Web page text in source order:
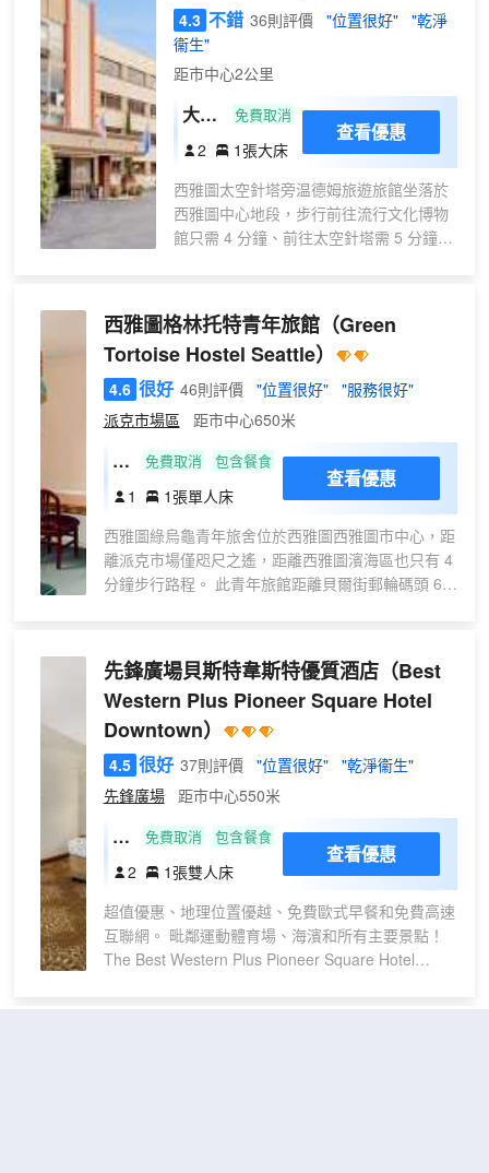
4.3 不錯 36則評價 "位置很好"
"乾淨
衞生"
距市中心2公里
大床
房
免費取消
2 1張大床
查看優惠
西雅圖太空針塔旁温德姆旅遊旅館坐落於
西雅圖中心地段，步行前往流行文化博物
館只需 4 分鐘、前往太空針塔需 5 分鐘。
里）。 您可充分利用酒店提供的度假設
施，例如熱水浴缸、健身中心和季節性開
放的室外游泳池。此酒店的其他特色包括
免費 WiFi、禮賓服務和自動售貨機。 您可
包括商務中心、快速入住和快速退房。酒
店提供收費自助停車。 有 88 間客房提供
冰箱和微波爐；您定能在旅途中找到家的
舒適。提供免費無線網絡，方便您與朋友
保持聯繫；衞星頻道可滿足您的娛樂需
求。浴室提供免費洗浴用品和吹風機。便
利設施包括可存放筆記本電腦的保險箱和
書桌；而且每天提供客房服務。
西雅圖格林托特青年旅館（Green
Tortoise Hostel Seattle）
4.6 很好 46則評價 "位置很好"
"服務很好"
派克市場區
距市中心650米
共
享
舍
房
間
張
雙
人
床
，
男
合
免費取消 包含餐食
1 1張單人床
查看優惠
西雅圖綠烏龜青年旅舍位於西雅圖西雅圖市中心，距
離派克市場僅咫尺之遙，距離西雅圖濱海區也只有 4
分鐘步行路程。 此青年旅館距離貝爾街郵輪碼頭 66
共客廳等便利服務和設施。 每日 06:00 至 10:00 提
供免費的歐式早餐。 特色服務/設施包括快速退房、
24 小時前台服務和行李寄存。 有 31 間空調客房提
供微波爐；您定能在旅途中找到家的舒適。在公用廚
房中做飯。提供免費無線網絡，方便您與朋友保持聯
繫。浴室提供淋浴設施，配有大花灑淋浴噴頭和吹風
機。
先鋒廣場貝斯特韋斯特優質酒店（Best
Western Plus Pioneer Square Hotel
Downtown）
4.5 很好 37則評價 "位置很好"
"乾淨衞生"
先鋒廣場
距市中心550米
無
障
一
張
雙
免費取消 包含餐食
2 1張雙人床
查看優惠
超值優惠、地理位置優越、免費歐式早餐和免費高速
互聯網。 毗鄰運動體育場、海濱和所有主要景點！
The Best Western Plus Pioneer Square Hotel